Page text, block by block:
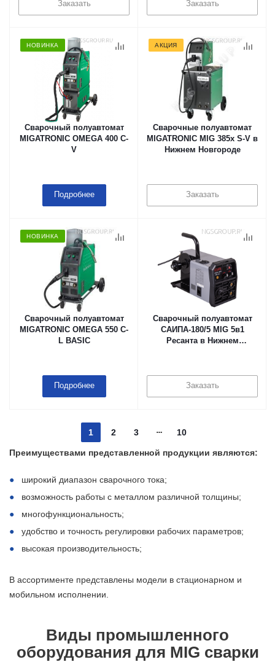
Заказать Заказать
НОВИНКА
Сварочный полуавтомат
MIGATRONIC OMEGA 400 C-
V
Подробнее
АКЦИЯ
Сварочные полуавтомат
MIGATRONIC MIG 385x S-V в
Нижнем Новгороде
Заказать
НОВИНКА
Сварочный полуавтомат
MIGATRONIC OMEGA 550 C-
L BASIC
Подробнее
Сварочный полуавтомат
САИПА-180/5 MIG 5в1
Ресанта в Нижнем
Заказать
1 2 3 10
Преимуществами представленной продукции являются:
широкий диапазон сварочного тока;
возможность работы с металлом различной толщины;
многофункциональность;
удобство и точность регулировки рабочих параметров;
высокая производительность;
В ассортименте представлены модели в стационарном и
мобильном исполнении.
Виды промышленного
оборудования для MIG сварки